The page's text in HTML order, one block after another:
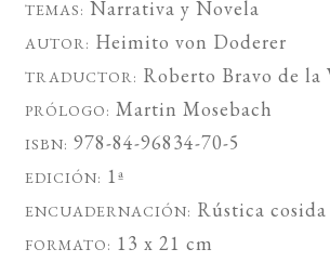
TEMAS: Narrativa y Novela
AUTOR: Heimito von Doderer
TRADUCTOR: Roberto Bravo de la
PRÓLOGO: Martin Mosebach
ISBN: 978-84-96834-70-5
EDICIÓN: 1ª
ENCUADERNACIÓN: Rústica cosida
FORMATO: 13 x 21 cm